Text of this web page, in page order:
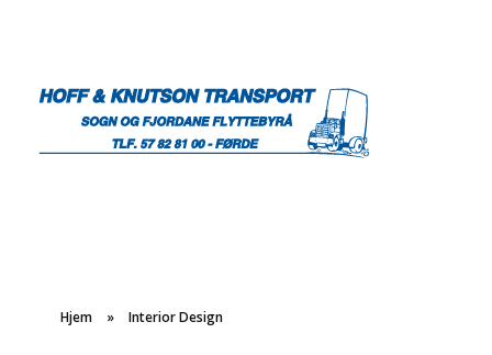
Hjem » Interior Design